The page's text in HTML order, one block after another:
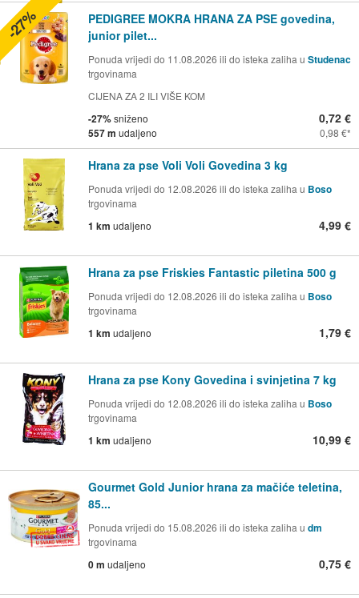
PEDIGREE MOKRA HRANA ZA PSE govedina,
junior pilet...
Ponuda vrijedi do 11.08.2026 ili do isteka zaliha u Studenac
trgovinama
CIJENA ZA 2 ILI VIŠE KOM
-27%sniženo
557 m udaljeno
0,72 €
0,98 €
-27%
Hrana za pse Voli Voli Govedina 3 kg
Ponuda vrijedi do 12.08.2026 ili do isteka zaliha u Boso
trgovinama
1 km udaljeno 4,99 €
Hrana za pse Friskies Fantastic piletina 500 g
Ponuda vrijedi do 12.08.2026 ili do isteka zaliha u Boso
trgovinama
1 km udaljeno 1,79 €
Hrana za pse Kony Govedina i svinjetina 7 kg
Ponuda vrijedi do 12.08.2026 ili do isteka zaliha u Boso
trgovinama
1 km udaljeno 10,99 €
Gourmet Gold Junior hrana za mačiće teletina,
85...
Ponuda vrijedi do 15.08.2026 ili do isteka zaliha u dm
trgovinama
0 m udaljeno 0,75 €